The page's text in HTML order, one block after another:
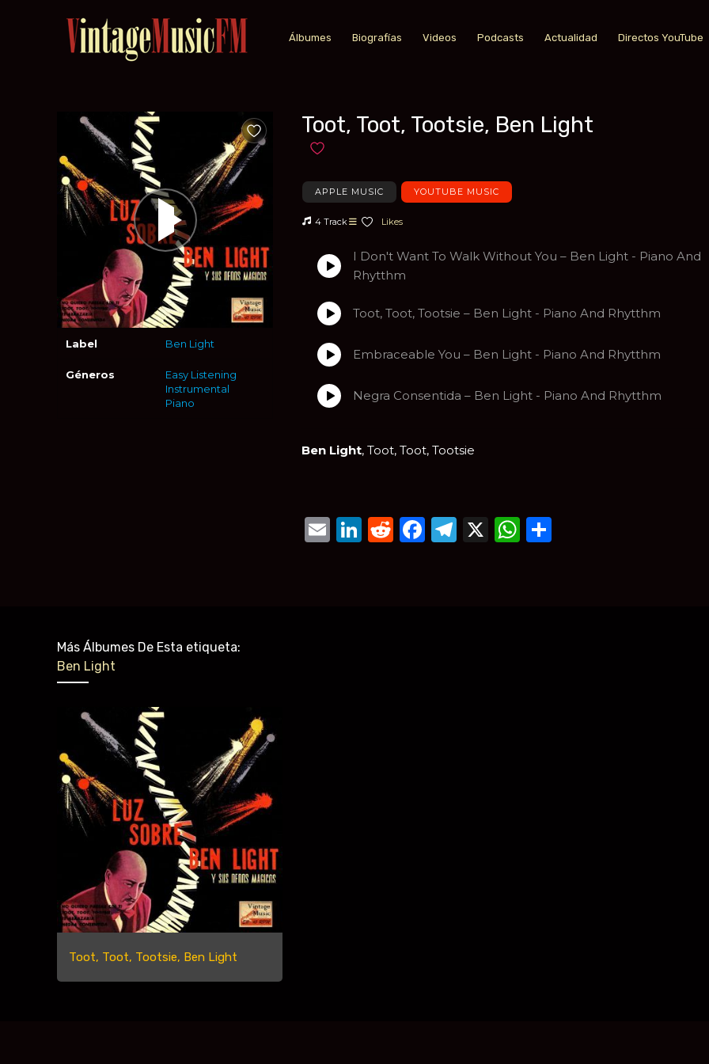
Álbumes Biografías Videos Podcasts Actualidad Directos YouTube
Añadir a favoritos
Label Ben Light
Géneros
Easy Listening
Instrumental
Piano
Toot, Toot, Tootsie, Ben Light
Añadir a favoritos
APPLE MUSIC YOUTUBE MUSIC
4 Track Likes
I Don't Want To Walk Without You – Ben Light - Piano And
Rhytthm
Toot, Toot, Tootsie – Ben Light - Piano And Rhytthm
Embraceable You – Ben Light - Piano And Rhytthm
Negra Consentida – Ben Light - Piano And Rhytthm
Ben Light, Toot, Toot, Tootsie
EmailLinkedIn
Reddit
Facebook
Telegram
X WhatsApp
Más Álbumes De Esta etiqueta:
Ben Light
Toot, Toot, Tootsie, Ben Light